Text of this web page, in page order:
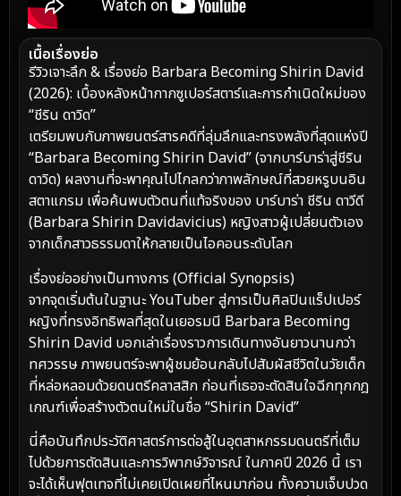
เนื้อเรื่องย่อ
รีวิวเจาะลึก & เรื่องย่อ Barbara Becoming Shirin David
(2026): เบื้องหลังหน้ากากซูเปอร์สตาร์และการกำเนิดใหม่ของ
“ชีริน ดาวิด”
เตรียมพบกับภาพยนตร์สารคดีที่ลุ่มลึกและทรงพลังที่สุดแห่งปี
“Barbara Becoming Shirin David” (จากบาร์บาร่าสู่ชีริน
ดาวิด) ผลงานที่จะพาคุณไปไกลกว่าภาพลักษณ์ที่สวยหรูบนอิน
สตาแกรม เพื่อค้นพบตัวตนที่แท้จริงของ บาร์บาร่า ชีริน ดาวีดี
(Barbara Shirin Davidavicius) หญิงสาวผู้เปลี่ยนตัวเอง
จากเด็กสาวธรรมดาให้กลายเป็นไอคอนระดับโลก
เรื่องย่ออย่างเป็นทางการ (Official Synopsis)
จากจุดเริ่มต้นในฐานะ YouTuber สู่การเป็นศิลปินแร็ปเปอร์
หญิงที่ทรงอิทธิพลที่สุดในเยอรมนี Barbara Becoming
Shirin David บอกเล่าเรื่องราวการเดินทางอันยาวนานกว่า
ทศวรรษ ภาพยนตร์จะพาผู้ชมย้อนกลับไปสัมผัสชีวิตในวัยเด็ก
ที่หล่อหลอมด้วยดนตรีคลาสสิก ก่อนที่เธอจะตัดสินใจฉีกทุกกฎ
เกณฑ์เพื่อสร้างตัวตนใหม่ในชื่อ “Shirin David”
นี่คือบันทึกประวัติศาสตร์การต่อสู้ในอุตสาหกรรมดนตรีที่เต็ม
ไปด้วยการตัดสินและการวิพากษ์วิจารณ์ ในภาคปี 2026 นี้ เรา
จะได้เห็นฟุตเทจที่ไม่เคยเปิดเผยที่ไหนมาก่อน ทั้งความเจ็บปวด